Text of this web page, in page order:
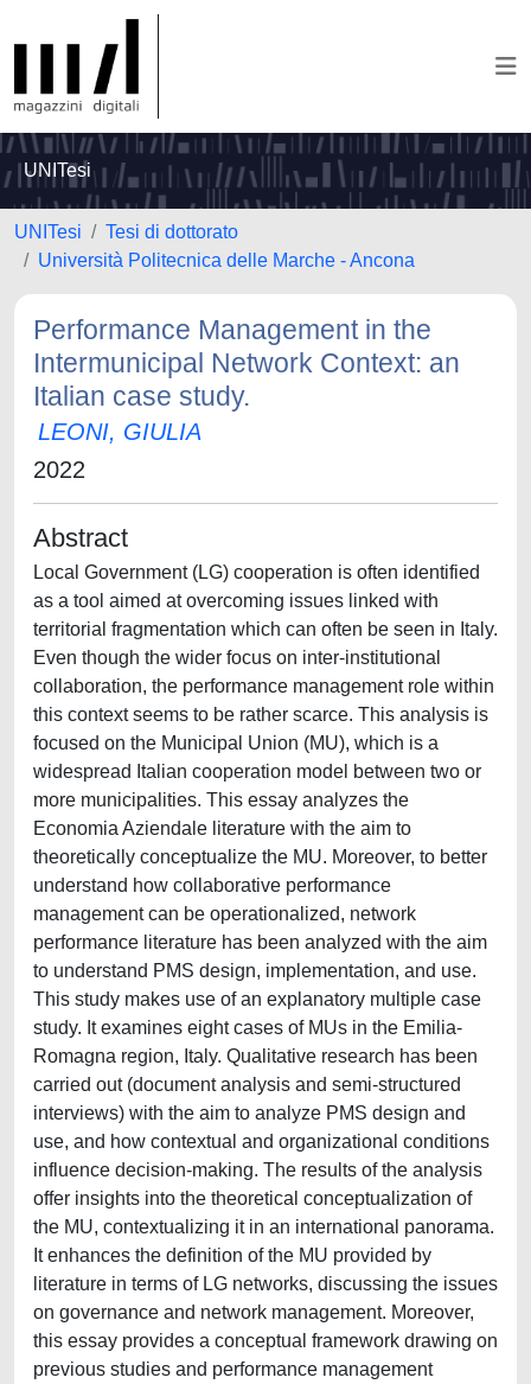
UNITesi
UNITesi
Tesi di dottorato
Università Politecnica delle Marche - Ancona
Performance Management in the
Intermunicipal Network Context: an
Italian case study.
LEONI, GIULIA
2022
Abstract
Local Government (LG) cooperation is often identified
as a tool aimed at overcoming issues linked with
territorial fragmentation which can often be seen in Italy.
Even though the wider focus on inter-institutional
collaboration, the performance management role within
this context seems to be rather scarce. This analysis is
focused on the Municipal Union (MU), which is a
widespread Italian cooperation model between two or
more municipalities. This essay analyzes the
Economia Aziendale literature with the aim to
theoretically conceptualize the MU. Moreover, to better
understand how collaborative performance
management can be operationalized, network
performance literature has been analyzed with the aim
to understand PMS design, implementation, and use.
This study makes use of an explanatory multiple case
study. It examines eight cases of MUs in the Emilia-
Romagna region, Italy. Qualitative research has been
carried out (document analysis and semi-structured
interviews) with the aim to analyze PMS design and
use, and how contextual and organizational conditions
influence decision-making. The results of the analysis
offer insights into the theoretical conceptualization of
the MU, contextualizing it in an international panorama.
It enhances the definition of the MU provided by
literature in terms of LG networks, discussing the issues
on governance and network management. Moreover,
this essay provides a conceptual framework drawing on
previous studies and performance management